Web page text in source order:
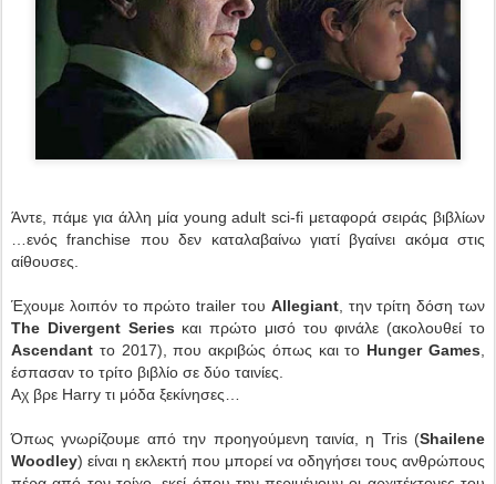
Άντε, πάμε για άλλη μία young adult sci-fi μεταφορά σειράς βιβλίων
…ενός franchise που δεν καταλαβαίνω γιατί βγαίνει ακόμα στις
αίθουσες.
Έχουμε λοιπόν το πρώτο trailer του Allegiant, την τρίτη δόση των
The Divergent Series και πρώτο μισό του φινάλε (ακολουθεί το
Ascendant το 2017), που ακριβώς όπως και το Hunger Games
έσπασαν το τρίτο βιβλίο σε δύο ταινίες.
Αχ βρε Harry τι μόδα ξεκίνησες…
Όπως γνωρίζουμε από την προηγούμενη ταινία, η Tris (Shailene
Woodley) είναι η εκλεκτή που μπορεί να οδηγήσει τους ανθρώπους